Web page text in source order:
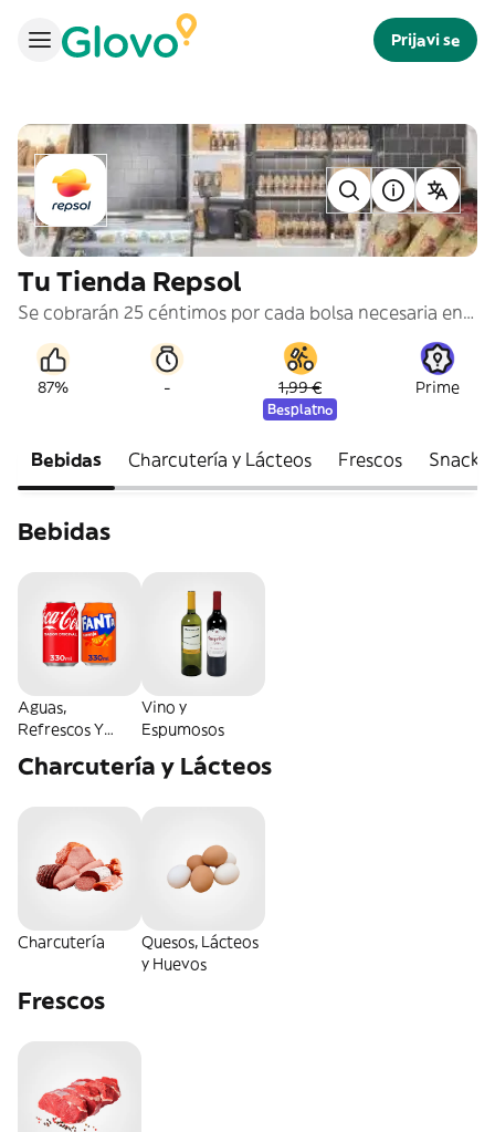
Prijavi se
Tu Tienda Repsol
Se cobrarán 25 céntimos por cada bolsa necesaria en tu pedido.
87% - 1,99 €
Besplatno
Prime
Bebidas Charcutería y Lácteos Frescos Snacks
Bebidas
Aguas,
Refrescos Y
Vino y
Espumosos
Charcutería y Lácteos
Charcutería
Quesos, Lácteos
y Huevos
Frescos